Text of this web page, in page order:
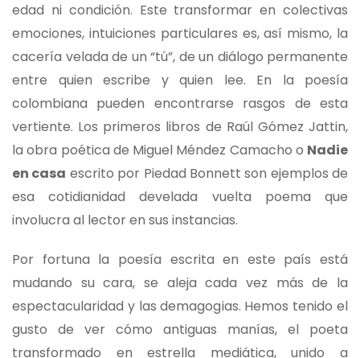
edad ni condición. Este transformar en colectivas
emociones, intuiciones particulares es, así mismo, la
cacería velada de un “tú”, de un diálogo permanente
entre quien escribe y quien lee. En la poesía
colombiana pueden encontrarse rasgos de esta
vertiente. Los primeros libros de Raúl Gómez Jattin,
la obra poética de Miguel Méndez Camacho o Nadie
en casa escrito por Piedad Bonnett son ejemplos de
esa cotidianidad develada vuelta poema que
involucra al lector en sus instancias.
Por fortuna la poesía escrita en este país está
mudando su cara, se aleja cada vez más de la
espectacularidad y las demagogias. Hemos tenido el
gusto de ver cómo antiguas manías, el poeta
transformado en estrella mediática, unido a